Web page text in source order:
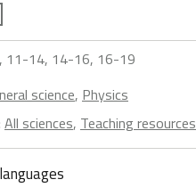
11-14, 14-16, 16-19
science, Physics
All sciences, Teaching resources